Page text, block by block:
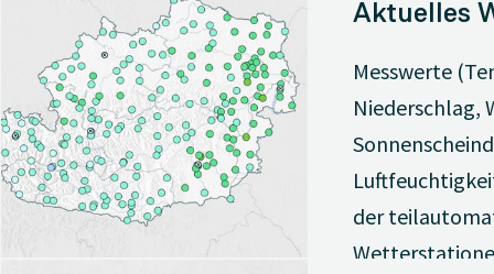
Aktuelles
Messwerte
Niederschlag,
der